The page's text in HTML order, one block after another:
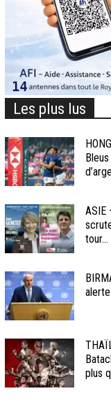
Les plus lus
ASIE
tour...
plus